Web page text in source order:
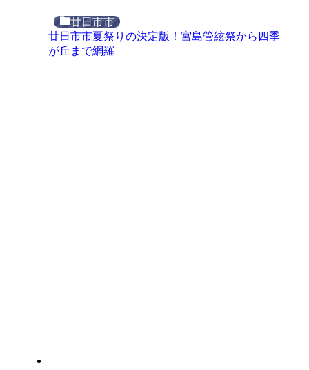
廿日市市
廿日市市夏祭りの決定版！宮島管絃祭から四季
が丘まで網羅